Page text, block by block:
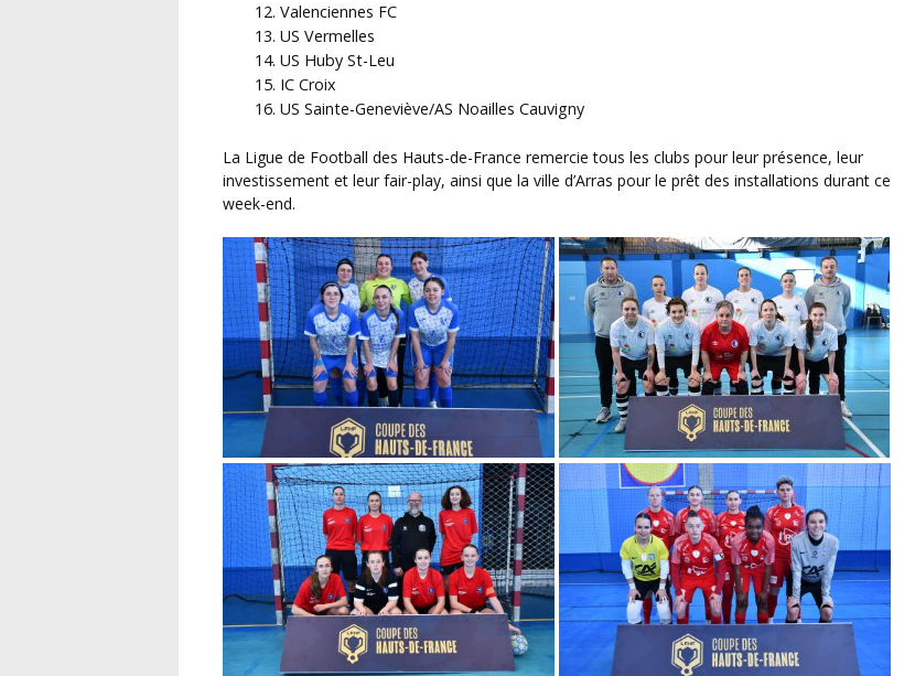
Valenciennes FC
US Vermelles
US Huby St-Leu
IC Croix
US Sainte-Geneviève/AS Noailles Cauvigny
La Ligue de Football des Hauts-de-France remercie tous les clubs pour leur présence, leur
investissement et leur fair-play, ainsi que la ville d’Arras pour le prêt des installations durant ce
week-end.